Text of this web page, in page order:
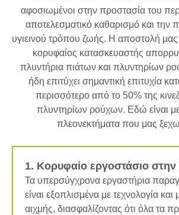
αφοσιωμένοι στην προστασία του
αποτελεσματικό καθαρισμό και την
υγιεινού τρόπου ζωής. Η αποστολή μας
κορυφαίος κατασκευαστής
πλυντήρια πιάτων και πλυντηρίων
ήδη επιτύχει σημαντική επιτυχία
περισσότερο από το 50% της
πλυντηρίων ρούχων. Εδώ είναι
πλεονεκτήματα που μας
1. Κορυφαίο εργοστάσιο στην
Τα υπερσύγχρονα εργαστήρια
είναι εξοπλισμένα με τεχνολογία
αιχμής, διασφαλίζοντας ότι όλα τα